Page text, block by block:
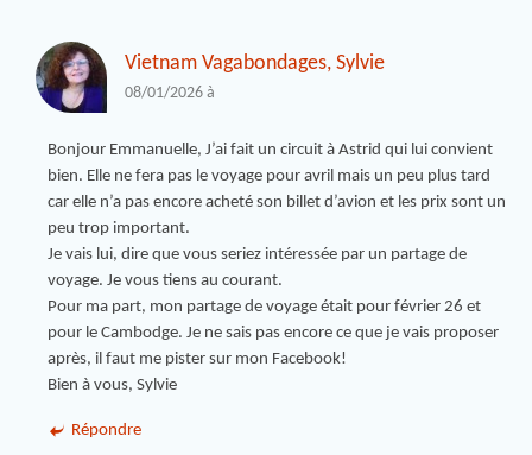
Vietnam Vagabondages, Sylvie
08/01/2026 à
Bonjour Emmanuelle, J’ai fait un circuit à Astrid qui lui convient
bien. Elle ne fera pas le voyage pour avril mais un peu plus tard
car elle n’a pas encore acheté son billet d’avion et les prix sont un
peu trop important.
Je vais lui, dire que vous seriez intéressée par un partage de
voyage. Je vous tiens au courant.
Pour ma part, mon partage de voyage était pour février 26 et
pour le Cambodge. Je ne sais pas encore ce que je vais proposer
après, il faut me pister sur mon Facebook!
Bien à vous, Sylvie
Répondre